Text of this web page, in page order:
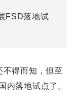
FSD落地试
不得而知，但至
内落地试点了。